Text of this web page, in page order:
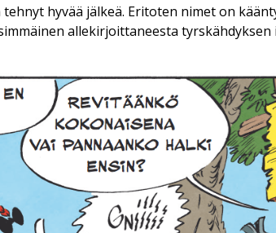
tehnyt hyvää jälkeä. Eritoten nimet on
allekirjoittaneesta